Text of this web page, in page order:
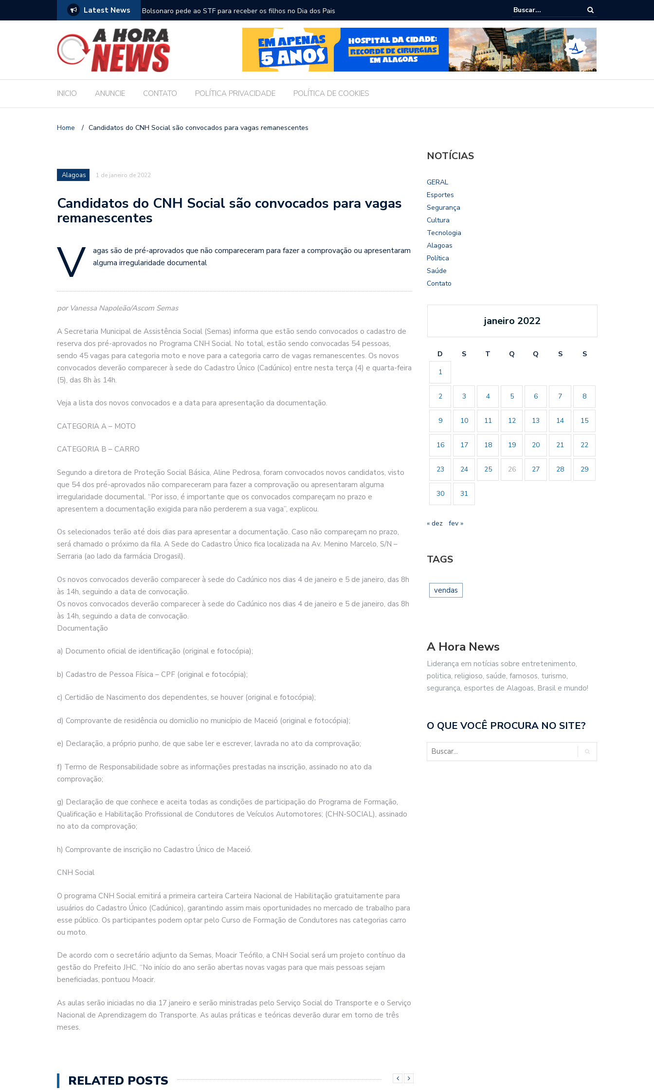
Latest News
com a Educação durante posse Bolsonaro pede ao STF para receber os filhos no Dia dos Pais
Câmara dialoga com UFAL e Faculdade de Coimbra sobre parcerias para
Legislativo
INICIO ANUNCIE CONTATO POLÍTICA PRIVACIDADE POLÍTICA DE COOKIES
Home / Candidatos do CNH Social são convocados para vagas remanescentes
Alagoas 1 de janeiro de 2022
Candidatos do CNH Social são convocados para vagas
remanescentes
V
agas são de pré-aprovados que não compareceram para fazer a comprovação ou apresentaram
alguma irregularidade documental
por Vanessa Napoleão/Ascom Semas
A Secretaria Municipal de Assistência Social (Semas) informa que estão sendo convocados o cadastro de
reserva dos pré-aprovados no Programa CNH Social. No total, estão sendo convocadas 54 pessoas,
sendo 45 vagas para categoria moto e nove para a categoria carro de vagas remanescentes. Os novos
convocados deverão comparecer à sede do Cadastro Único (Cadúnico) entre nesta terça (4) e quarta-feira
(5), das 8h às 14h.
Veja a lista dos novos convocados e a data para apresentação da documentação.
CATEGORIA A – MOTO
CATEGORIA B – CARRO
Segundo a diretora de Proteção Social Básica, Aline Pedrosa, foram convocados novos candidatos, visto
que 54 dos pré-aprovados não compareceram para fazer a comprovação ou apresentaram alguma
irregularidade documental. “Por isso, é importante que os convocados compareçam no prazo e
apresentem a documentação exigida para não perderem a sua vaga”, explicou.
Os selecionados terão até dois dias para apresentar a documentação. Caso não compareçam no prazo,
será chamado o próximo da fila. A Sede do Cadastro Único fica localizada na Av. Menino Marcelo, S/N –
Serraria (ao lado da farmácia Drogasil).
Os novos convocados deverão comparecer à sede do Cadúnico nos dias 4 de janeiro e 5 de janeiro, das 8h
às 14h, seguindo a data de convocação.
Os novos convocados deverão comparecer à sede do Cadúnico nos dias 4 de janeiro e 5 de janeiro, das 8h
às 14h, seguindo a data de convocação.
Documentação
a) Documento oficial de identificação (original e fotocópia);
b) Cadastro de Pessoa Física – CPF (original e fotocópia);
c) Certidão de Nascimento dos dependentes, se houver (original e fotocópia);
d) Comprovante de residência ou domicílio no município de Maceió (original e fotocópia);
e) Declaração, a próprio punho, de que sabe ler e escrever, lavrada no ato da comprovação;
f) Termo de Responsabilidade sobre as informações prestadas na inscrição, assinado no ato da
comprovação;
g) Declaração de que conhece e aceita todas as condições de participação do Programa de Formação,
Qualificação e Habilitação Profissional de Condutores de Veículos Automotores; (CHN-SOCIAL), assinado
no ato da comprovação;
h) Comprovante de inscrição no Cadastro Único de Maceió.
CNH Social
O programa CNH Social emitirá a primeira carteira Carteira Nacional de Habilitação gratuitamente para
usuários do Cadastro Único (Cadúnico), garantindo assim mais oportunidades no mercado de trabalho para
esse público. Os participantes podem optar pelo Curso de Formação de Condutores nas categorias carro
ou moto.
De acordo com o secretário adjunto da Semas, Moacir Teófilo, a CNH Social será um projeto contínuo da
gestão do Prefeito JHC. “No início do ano serão abertas novas vagas para que mais pessoas sejam
beneficiadas, pontuou Moacir.
As aulas serão iniciadas no dia 17 janeiro e serão ministradas pelo Serviço Social do Transporte e o Serviço
Nacional de Aprendizagem do Transporte. As aulas práticas e teóricas deverão durar em torno de três
meses.
RELATED POSTS
NOTÍCIAS
GERAL
Esportes
Segurança
Cultura
Tecnologia
Alagoas
Política
Saúde
Contato
janeiro 2022
D S T Q Q S
S
1
2 3 4 5 6 7 8
9 10 11 12 13 14 15
16 17 18 19 20 21 22
23 24 25 26 27 28 29
30 31
« dez fev »
TAGS
vendas
A Hora News
Liderança em notícias sobre entretenimento,
politica, religioso, saúde, famosos, turismo,
segurança, esportes de Alagoas, Brasil e mundo!
O QUE VOCÊ PROCURA NO SITE?